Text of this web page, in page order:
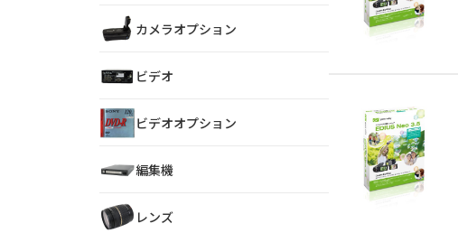
カメラオプション
ビデオ
ビデオオプション
編集機
レンズ